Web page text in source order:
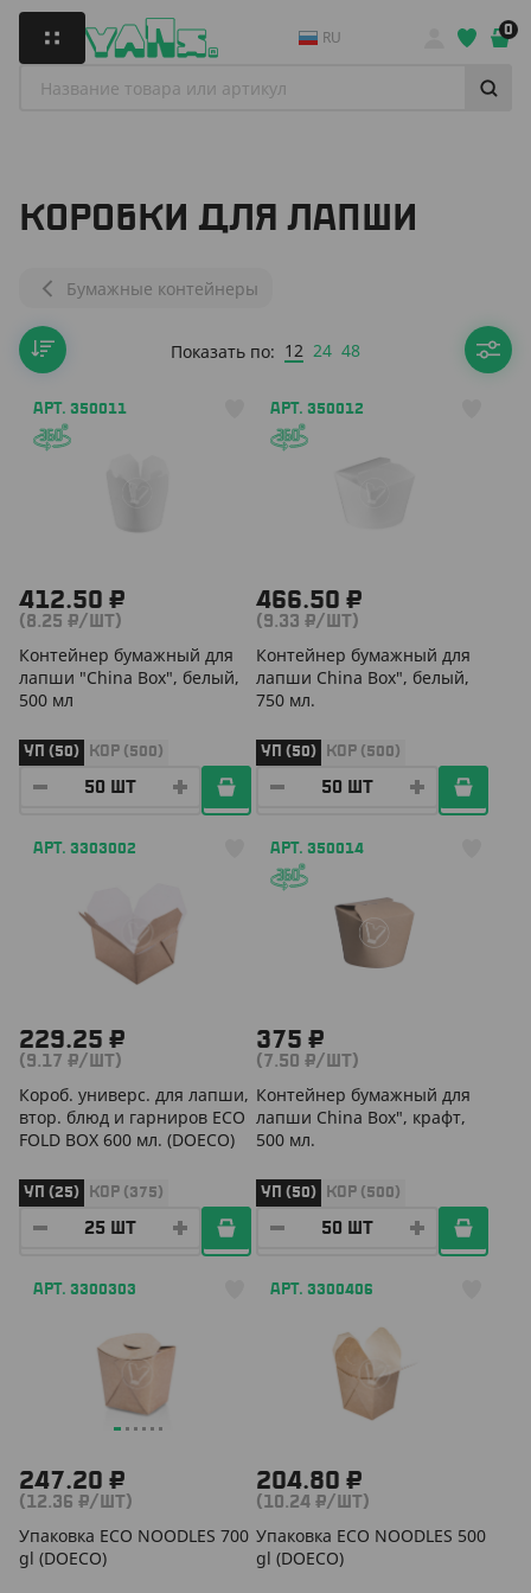
RU 0
КОРОБКИ ДЛЯ ЛАПШИ
Бумажные контейнеры
Показать по: 12 24 48
АРТ. 350011
412.50 ₽
(8.25 ₽/ШТ)
Контейнер бумажный для
лапши "China Box", белый,
500 мл
УП (50) КОР (500)
АРТ. 350012
466.50 ₽
(9.33 ₽/ШТ)
Контейнер бумажный для
лапши China Box", белый,
750 мл.
УП (50) КОР (500)
АРТ. 3303002
229.25 ₽
(9.17 ₽/ШТ)
Корoб. универс. для лапши,
втор. блюд и гарниров ECO
FOLD BOX 600 мл. (DOECO)
УП (25) КОР (375)
АРТ. 350014
375 ₽
(7.50 ₽/ШТ)
Контейнер бумажный для
лапши China Box", крафт,
500 мл.
УП (50) КОР (500)
АРТ. 3300303
247.20 ₽
(12.36 ₽/ШТ)
Упаковка ECO NOODLES 700
gl (DOECO)
АРТ. 3300406
204.80 ₽
(10.24 ₽/ШТ)
Упаковка ECO NOODLES 500
gl (DOECO)